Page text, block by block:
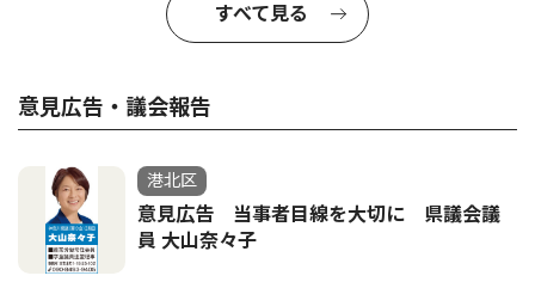
すべて見る
意見広告・議会報告
港北区
意見広告 当事者目線を大切に 県議会議
員 大山奈々子